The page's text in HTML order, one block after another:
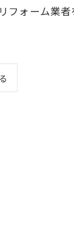
ォーム業